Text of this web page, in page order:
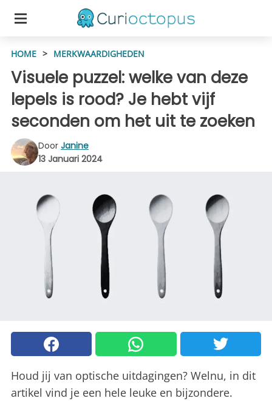
HOME > MERKWAARDIGHEDEN
Visuele puzzel: welke van deze
lepels is rood? Je hebt vijf
seconden om het uit te zoeken
Door Janine
13 Januari 2024
Houd jij van optische uitdagingen? Welnu, in dit
artikel vind je een hele leuke en bijzondere.